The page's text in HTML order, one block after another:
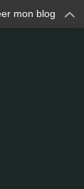
mon blog